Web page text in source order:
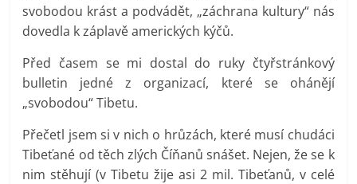
svobodou krást a podvádět, „záchrana kultury“ nás
dovedla k záplavě amerických kýčů.
Před časem se mi dostal do ruky čtyřstránkový
bulletin jedné z organizací, které se ohánějí
„svobodou“ Tibetu.
Přečetl jsem si v nich o hrůzách, které musí chudáci
Tibeťané od těch zlých Číňanů snášet. Nejen, že se k
nim stěhují (v Tibetu žije asi 2 mil. Tibeťanů, v celé